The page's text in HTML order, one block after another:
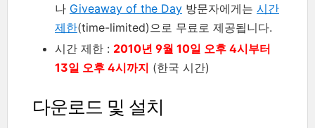
나 Giveaway of the Day 방문자에게는 시간
제한(time-limited)으로 무료로 제공됩니다.
시간 제한 : 2010년 9월 10일 오후 4시부터
13일 오후 4시까지 (한국 시간)
다운로드 및 설치